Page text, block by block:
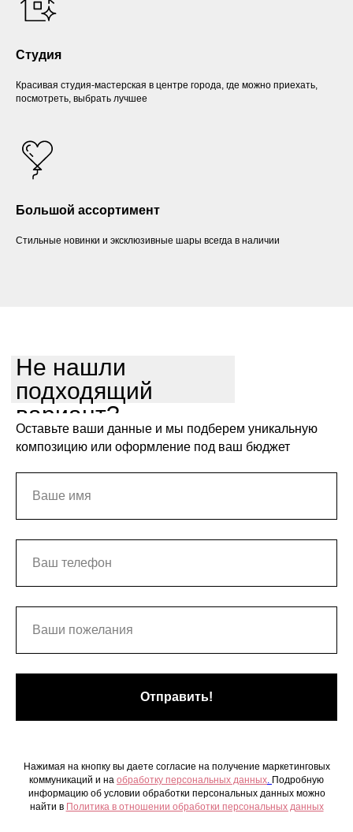
Студия
Красивая студия-мастерская в центре города, где можно приехать,
посмотреть, выбрать лучшее
Большой ассортимент
Стильные новинки и эксклюзивные шары всегда в наличии
Не нашли
подходящий
вариант?
Оставьте ваши данные и мы подберем уникальную
композицию или оформление под ваш бюджет
Отправить!
Нажимая на кнопку вы даете согласие на получение маркетинговых
коммуникаций и на обработку персональных данных Подробную
информацию об условии обработки персональных данных можно
найти в Политика в отношении обработки персональных данных